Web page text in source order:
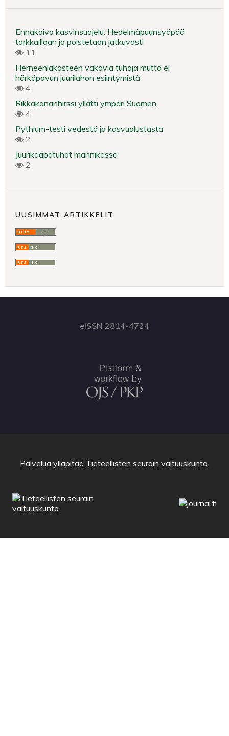
Ennakoiva kasvinsuojelu: Hedelmäpuunsyöpää
tarkkaillaan ja poistetaan jatkuvasti
11
Herneenlakasteen vakavia tuhoja mutta ei
härkäpavun juurilahon esiintymistä
4
Rikkakananhirssi yllätti ympäri Suomen
4
Pythium-testi vedestä ja kasvualustasta
2
Juurikääpätuhot männikössä
2
UUSIMMAT ARTIKKELIT
eISSN 2814-4724
Palvelua ylläpitää Tieteellisten seurain valtuuskunta.